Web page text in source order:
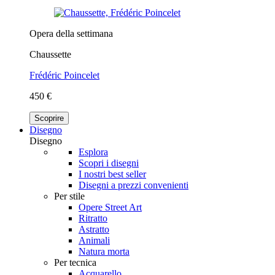
Opera della settimana
Chaussette
Frédéric Poincelet
450 €
Scoprire
Disegno
Disegno
Esplora
Scopri i disegni
I nostri best seller
Disegni a prezzi convenienti
Per stile
Opere Street Art
Ritratto
Astratto
Animali
Natura morta
Per tecnica